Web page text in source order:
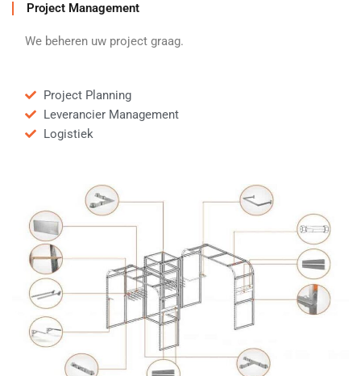
Project Management
We beheren uw project graag.
Project Planning
Leverancier Management
Logistiek